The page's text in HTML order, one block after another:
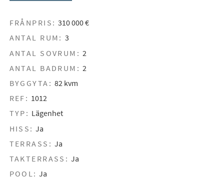
FRÅNPRIS: 310 000 €
ANTAL RUM: 3
ANTAL SOVRUM: 2
ANTAL BADRUM: 2
BYGGYTA: 82 kvm
REF: 1012
TYP: Lägenhet
HISS: Ja
TERRASS: Ja
TAKTERRASS: Ja
POOL: Ja